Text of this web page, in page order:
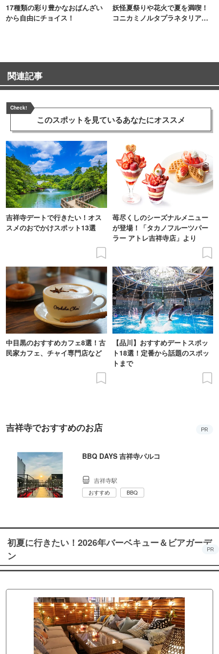
17種類の彩り豊かなおばんざい
から自由にチョイス！
妖怪夏祭りや花火で夏を満喫！
コニカミノルタプラネタリア
関連記事
Check!
このスポットを見ているあなたにオススメ
吉祥寺デートで行きたい！オス
スメのおでかけスポット13選
苺尽くしのシーズナルメニュー
が登場！「タカノフルーツパー
ラー アトレ吉祥寺店」より
中目黒のおすすめカフェ8選！古
民家カフェ、チャイ専門店など
【品川】おすすめデートスポッ
ト18選！定番から話題のスポッ
トまで
吉祥寺でおすすめのお店 PR
BBQ DAYS 吉祥寺パルコ
吉祥寺駅
おすすめ BBQ
初夏に行きたい！2026年バーベキュー＆ビアガーデ
ン
PR